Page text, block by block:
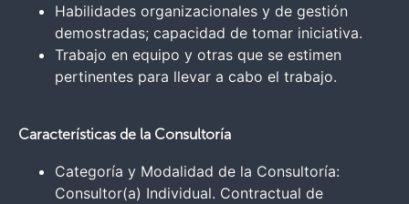
Habilidades organizacionales y de gestión
demostradas; capacidad de tomar iniciativa.
Trabajo en equipo y otras que se estimen
pertinentes para llevar a cabo el trabajo.
Características de la Consultoría
Categoría y Modalidad de la Consultoría:
Consultor(a) Individual. Contractual de